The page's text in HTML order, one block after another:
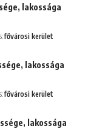
lakossága
fővárosi kerület
lakossága
fővárosi kerület
lakossága